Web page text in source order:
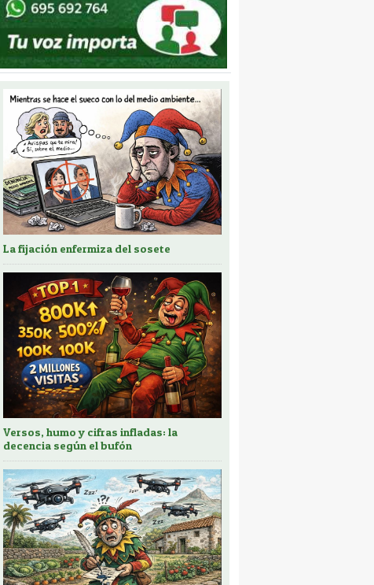
La fijación enfermiza del sosete
Versos, humo y cifras infladas: la
decencia según el bufón